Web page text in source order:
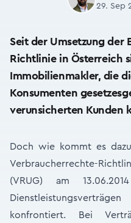
29. Sep
Seit der Umsetzung der
Richtlinie in Österreich
Immobilienmakler, die
Konsumenten
verunsicherten Kunden
Doch wie kommt es
Verbraucherrechte-
(VRUG) am
konfrontiert. Bei